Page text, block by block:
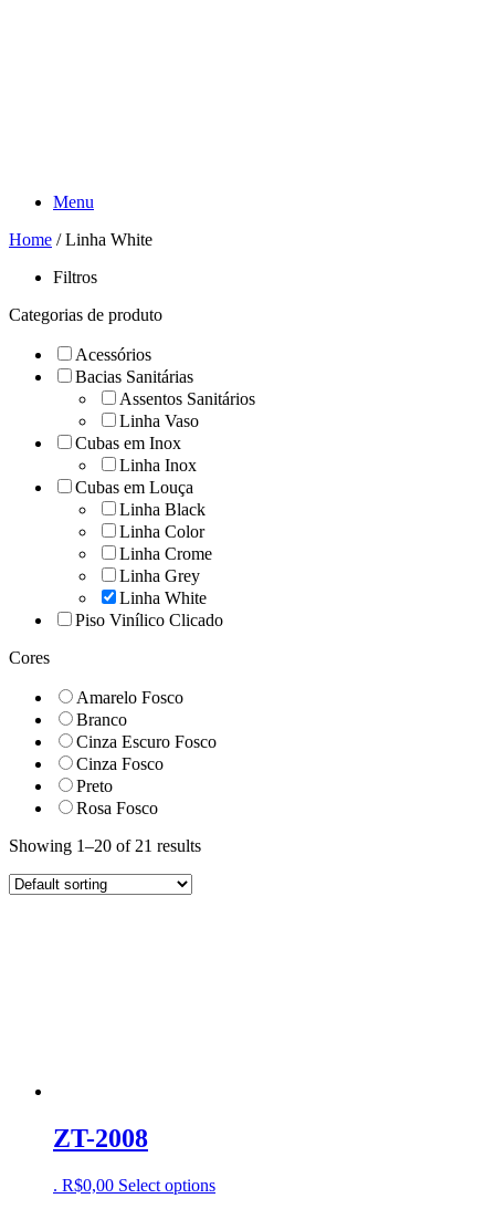
Menu
Home / Linha White
Filtros
Categorias de produto
Acessórios
Bacias Sanitárias
Assentos Sanitários
Linha Vaso
Cubas em Inox
Linha Inox
Cubas em Louça
Linha Black
Linha Color
Linha Crome
Linha Grey
Linha White
Piso Vinílico Clicado
Cores
Amarelo Fosco
Branco
Cinza Escuro Fosco
Cinza Fosco
Preto
Rosa Fosco
Showing 1–20 of 21 results
ZT-2008
. R$0,00 Select options